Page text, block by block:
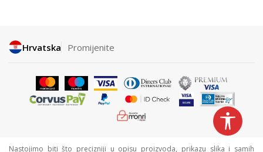
Hrvatska Promijenite
Nastojimo biti što precizniji u opisu proizvoda, prikazu slika i samih